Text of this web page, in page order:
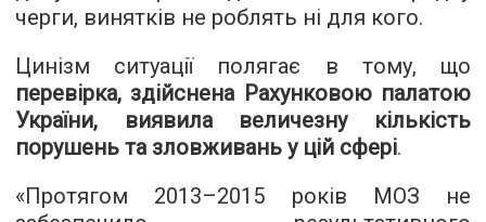
черги, винятків не роблять ні для кого.
Цинізм ситуації полягає в тому, що
перевірка, здійснена Рахунковою палатою
України, виявила величезну кількість
порушень та зловживань у цій сфері.
«Протягом 2013–2015 років МОЗ не